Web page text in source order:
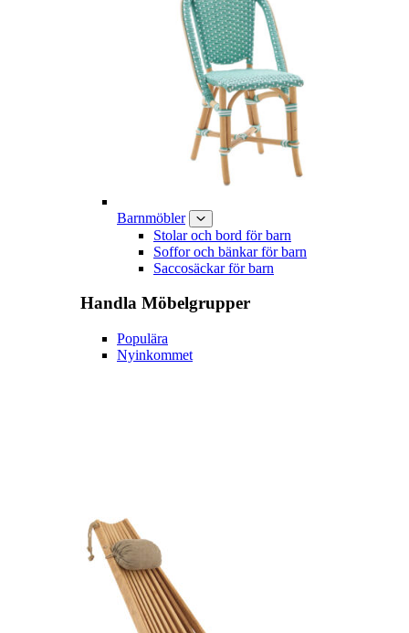
Barnmöbler
Stolar och bord för barn
Soffor och bänkar för barn
Saccosäckar för barn
Handla Möbelgrupper
Populära
Nyinkommet